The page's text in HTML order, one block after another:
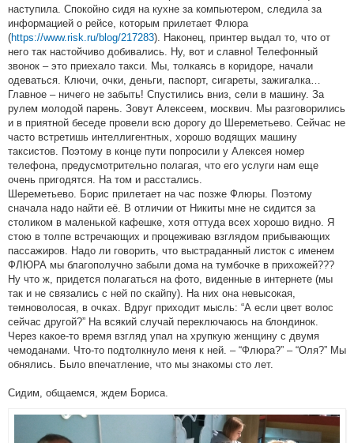
наступила. Спокойно сидя на кухне за компьютером, следила за
информацией о рейсе, которым прилетает Флюра
(https://www.risk.ru/blog/217283). Наконец, принтер выдал то, что от
него так настойчиво добивались. Ну, вот и славно! Телефонный
звонок – это приехало такси. Мы, толкаясь в коридоре, начали
одеваться. Ключи, очки, деньги, паспорт, сигареты, зажигалка…
Главное – ничего не забыть! Спустились вниз, сели в машину. За
рулем молодой парень. Зовут Алексеем, москвич. Мы разговорились
и в приятной беседе провели всю дорогу до Шереметьево. Сейчас не
часто встретишь интеллигентных, хорошо водящих машину
таксистов. Поэтому в конце пути попросили у Алексея номер
телефона, предусмотрительно полагая, что его услуги нам еще
очень пригодятся. На том и расстались.
Шереметьево. Борис прилетает на час позже Флюры. Поэтому
сначала надо найти её. В отличии от Никиты мне не сидится за
столиком в маленькой кафешке, хотя оттуда всех хорошо видно. Я
стою в толпе встречающих и процеживаю взглядом прибывающих
пассажиров. Надо ли говорить, что выстраданный листок с именем
ФЛЮРА мы благополучно забыли дома на тумбочке в прихожей???
Ну что ж, придется полагаться на фото, виденные в интернете (мы
так и не связались с ней по скайпу). На них она невысокая,
темноволосая, в очках. Вдруг приходит мысль: “А если цвет волос
сейчас другой?” На всякий случай переключаюсь на блондинок.
Через какое-то время взгляд упал на хрупкую женщину с двумя
чемоданами. Что-то подтолкнуло меня к ней. – “Флюра?” – “Оля?” Мы
обнялись. Было впечатление, что мы знакомы сто лет.
Сидим, общаемся, ждем Бориса.